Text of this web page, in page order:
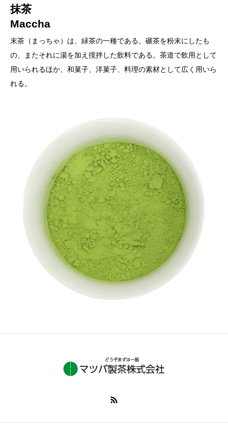
抹茶
Maccha
末茶（まっちゃ）は、緑茶の一種である。碾茶を粉末にしたも
の、またそれに湯を加え撹拌した飲料である。茶道で飲用として
用いられるほか、和菓子、洋菓子、料理の素材として広く用いら
れる。